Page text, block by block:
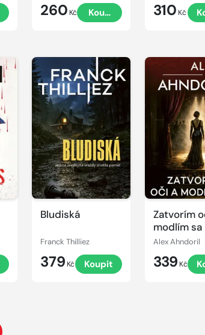
260 Kč Koupit 310 Kč
Bludiská
Franck Thilliez
379 Kč Koupit
Zatvorím
modlím sa
Alex Ahndoril
339 Kč